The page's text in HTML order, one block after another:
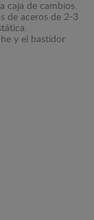
caja de cambios.
de aceros de 2-3
y el bastidor.